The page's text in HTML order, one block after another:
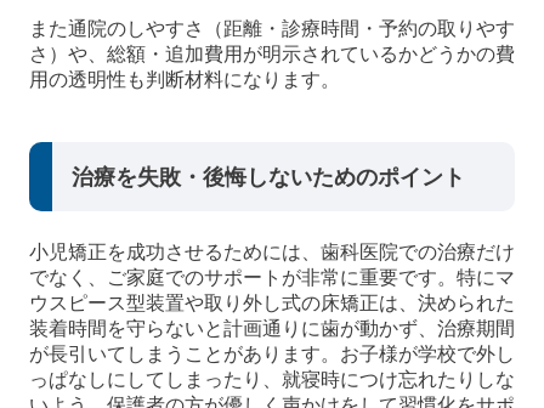
また通院のしやすさ（距離・診療時間・予約の取りやす
さ）や、総額・追加費用が明示されているかどうかの費
用の透明性も判断材料になります。
治療を失敗・後悔しないためのポイント
小児矯正を成功させるためには、歯科医院での治療だけ
でなく、ご家庭でのサポートが非常に重要です。特にマ
ウスピース型装置や取り外し式の床矯正は、決められた
装着時間を守らないと計画通りに歯が動かず、治療期間
が長引いてしまうことがあります。お子様が学校で外し
っぱなしにしてしまったり、就寝時につけ忘れたりしな